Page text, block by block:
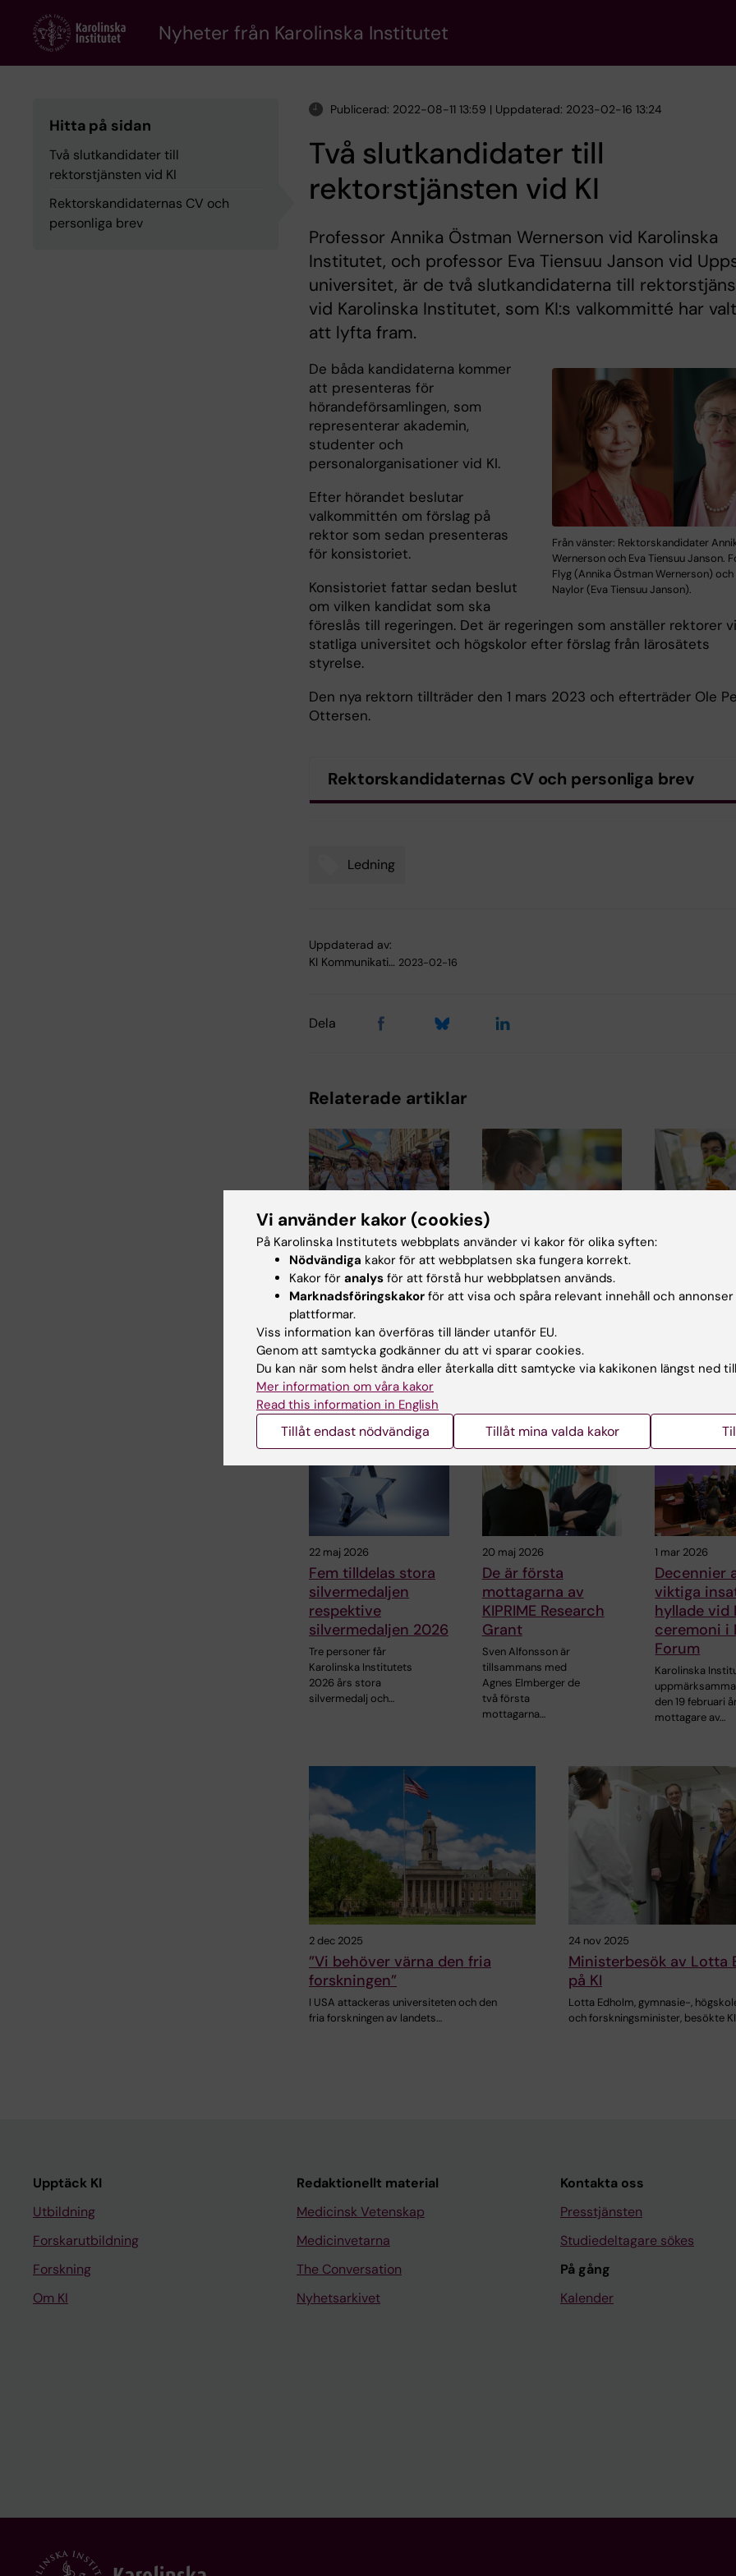
content
Nyheter från Karolinska Institutet
Hitta på sidan
Två slutkandidater till
rektorstjänsten vid KI
Rektorskandidaternas CV och
personliga brev
Publicerad: 2022-08-11 13:59 | Uppdaterad: 2023-02-16 13:24
Två slutkandidater till
rektorstjänsten vid KI
Professor Annika Östman Wernerson vid Karolinska
Institutet, och professor Eva Tiensuu Janson vid
universitet, är de två slutkandidaterna till
vid Karolinska Institutet, som KI:s valkommitté har valt
att lyfta fram.
Från vänster: Rektorskandidater
Wernerson och Eva Tiensuu Janson.
Flyg (Annika Östman Wernerson) och
Naylor (Eva Tiensuu Janson).
De båda kandidaterna kommer
att presenteras för
hörandeförsamlingen, som
representerar akademin,
studenter och
personalorganisationer vid KI.
Efter hörandet beslutar
valkommittén om förslag på
rektor som sedan presenteras
för konsistoriet.
Konsistoriet fattar sedan beslut
om vilken kandidat som ska
föreslås till regeringen. Det är regeringen som anställer rektorer
statliga universitet och högskolor efter förslag från lärosätets
styrelse.
Den nya rektorn tillträder den 1 mars 2023 och efterträder Ole
Ottersen.
Rektorskandidaternas CV och personliga brev
Ledning
Uppdaterad av:
KI Kommunikati… 2023-02-16
Dela
Relaterade artiklar
2 aug 2026
Rekordmånga firade
lika villkor med KI i
Prideparaden
Sensommarsolen
värmde över
Stockholm när
Karolinska Institutet
deltog i…
22 jun 2026
Nu kraftsamlar KI
inom medicinsk
beredskap
satsning på området
medicinsk
beredskap. Målet är
12 jun 2026
för nio
22 maj 2026
Fem tilldelas stora
silvermedaljen
respektive
silvermedaljen 2026
Tre personer får
Karolinska Institutets
2026 års stora
silvermedalj och…
20 maj 2026
De är första
mottagarna av
KIPRIME Research
Grant
Sven Alfonsson är
tillsammans med
Agnes Elmberger de
två första
mottagarna…
1 mar 2026
Decennier
viktiga
hyllade vid
ceremoni i
Forum
Karolinska
den 19 februari
mottagare av…
2 dec 2025
”Vi behöver värna den fria
forskningen”
I USA attackeras universiteten och den
fria forskningen av landets…
24 nov 2025
Ministerbesök av Lotta
på KI
Lotta Edholm, gymnasie-,
och forskningsminister, besökte
Upptäck KI
Utbildning
Forskarutbildning
Forskning
Om KI
Redaktionellt material
Medicinsk Vetenskap
Medicinvetarna
The Conversation
Nyhetsarkivet
Kontakta oss
Presstjänsten
Studiedeltagare sökes
På gång
Kalender
Vi använder kakor (cookies)
På Karolinska Institutets webbplats använder vi kakor för olika syften:
Nödvändiga kakor för att webbplatsen ska fungera korrekt.
Kakor för analys för att förstå hur webbplatsen används.
Marknadsföringskakor för att visa och spåra relevant innehåll och
plattformar.
Viss information kan överföras till länder utanför EU.
Genom att samtycka godkänner du att vi sparar cookies.
Du kan när som helst ändra eller återkalla ditt samtycke via kakikonen längst ned
Mer information om våra kakor
Read this information in English
Tillåt endast nödvändiga Tillåt mina valda kakor